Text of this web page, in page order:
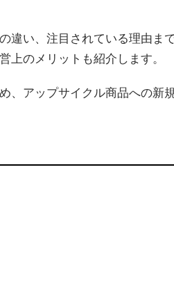
い、注目されている理由ま
のメリットも紹介します。
アップサイクル商品への新